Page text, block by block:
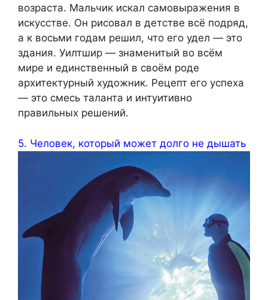
возраста. Мальчик искал самовыражения в
искусстве. Он рисовал в детстве всё подряд,
а к восьми годам решил, что его удел — это
здания. Уилтшир — знаменитый во всём
мире и единственный в своём роде
архитектурный художник. Рецепт его успеха
— это смесь таланта и интуитивно
правильных решений.
5. Человек, который может долго не дышать